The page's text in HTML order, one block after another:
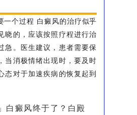
一个过程 白癜风的治疗似乎
晓的，应该按照疗程进行治
急。医生建议，患者需要保
当消极情绪出现时，要及时
态对于加速疾病的恢复起到
白癜风终于了？白殿